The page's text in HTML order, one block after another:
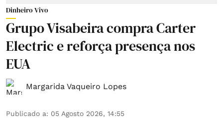
Dinheiro Vivo
Grupo Visabeira compra Carter
Electric e reforça presença nos
EUA
Margarida Vaqueiro Lopes
Publicado a: 05 Agosto 2026, 14:55